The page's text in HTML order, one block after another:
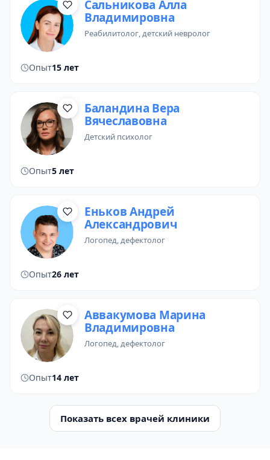
Сальникова Алла
Владимировна
реабилитолог, детский невролог
Опыт15 лет
Баландина Вера
Вячеславовна
детский психолог
Опыт5 лет
Еньков Андрей
Александрович
логопед, дефектолог
Опыт26 лет
Аввакумова Марина
Владимировна
логопед, дефектолог
Опыт14 лет
Показать всех врачей клиники